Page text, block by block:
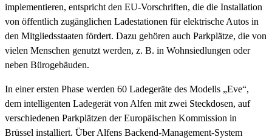
implementieren, entspricht den EU-Vorschriften, die die Installation
von öffentlich zugänglichen Ladestationen für elektrische Autos in
den Mitgliedsstaaten fördert. Dazu gehören auch Parkplätze, die von
vielen Menschen genutzt werden, z. B. in Wohnsiedlungen oder
neben Bürogebäuden.
In einer ersten Phase werden 60 Ladegeräte des Modells „Eve“,
dem intelligenten Ladegerät von Alfen mit zwei Steckdosen, auf
verschiedenen Parkplätzen der Europäischen Kommission in
Brüssel installiert. Über Alfens Backend-Management-System